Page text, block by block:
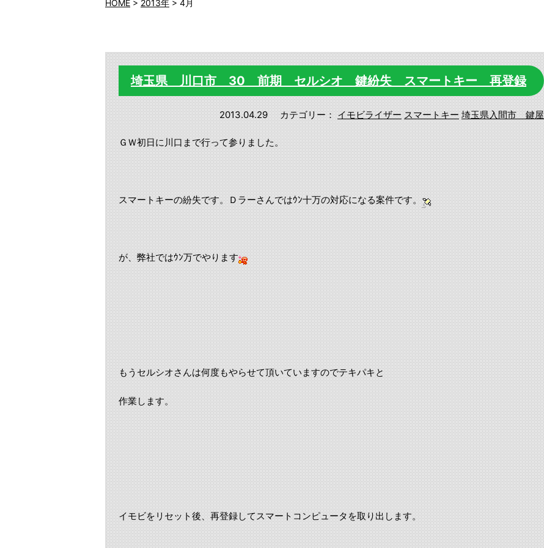
HOME > 2013年 > 4月
埼玉県 川口市 30 前期 セルシオ 鍵紛失 スマートキー 再登録
2013.04.29 カテゴリー： イモビライザー スマートキー 埼玉県入間市 鍵屋
ＧＷ初日に川口まで行って参りました。
スマートキーの紛失です。Ｄラーさんではｳﾝ十万の対応になる案件です。
が、弊社ではｳﾝ万でやります
もうセルシオさんは何度もやらせて頂いていますのでテキパキと
作業します。
イモビをリセット後、再登録してスマートコンピュータを取り出します。